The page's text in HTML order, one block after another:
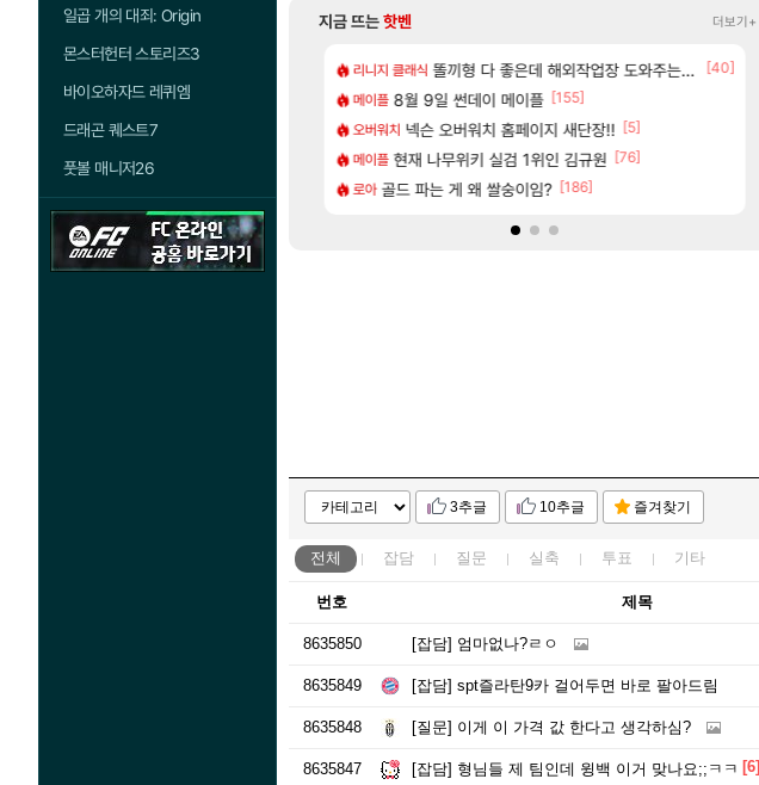
일곱 개의 대죄: Origin
몬스터헌터 스토리즈3
바이오하자드 레퀴엠
드래곤 퀘스트7
풋볼 매니저26
지금 뜨는핫벤 더보기+
트 본사에서 연락왔음 [130]
달성! [12]
사상 최고의 약코 [44]
리니지 클래식 똘끼형 다 좋은데 해외작업장 도와주는 짓은 좀 아니지않냐?
[40]
메이플 8월 9일 썬데이 메이플 [155]
오버워치 넥슨 오버워치 홈페이지 새단장!! [5]
메이플 현재 나무위키 실검 1위인 김규원 [76]
로아 골드 파는 게 왜 쌀숭이임? [186]
가 압박, 메인보드값 오르나
모티콘 이벤트 진행해봤습니다! 참여부터 추첨까지????
크드 1.06 패치노트 (8/5)
아스오라 아사쿠라 마이 성우 정보 및 주요 필모
아스오라 아스오라 성우 정보 및 출연작 모음
아스오라 아키츠 아키나 성우 정보 및 주요 필모
비스트 모든 성소 위치 공략 (40개) - 귀환한 영혼 도전과제
리밋제로 프롤로그 테스트를 마치고.. (feat. 리아)
3추글 10추글 즐겨찾기
전체 잡담 질문 실축 투표 기타
번호 제목
8635850 [잡담] 엄마없나?ㄹㅇ
8635849 [잡담] spt즐라탄9카 걸어두면 바로 팔아드림
8635848 [질문] 이게 이 가격 값 한다고 생각하심?
8635847 [잡담] 형님들 제 팀인데 윙백 이거 맞나요;;ㅋㅋ [6]